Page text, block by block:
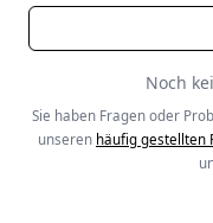
Noch
Sie haben Fragen oder
unseren häufig gestellten